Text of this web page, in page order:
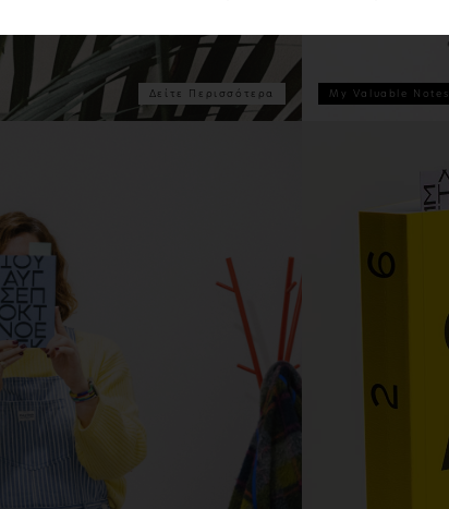
Δείτε Περισσότερα My Valuable Notes